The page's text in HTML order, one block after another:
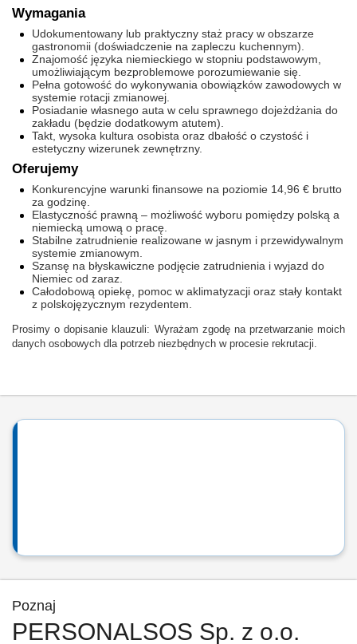
Wymagania
Udokumentowany lub praktyczny staż pracy w obszarze
gastronomii (doświadczenie na zapleczu kuchennym).
Znajomość języka niemieckiego w stopniu podstawowym,
umożliwiającym bezproblemowe porozumiewanie się.
Pełna gotowość do wykonywania obowiązków zawodowych w
systemie rotacji zmianowej.
Posiadanie własnego auta w celu sprawnego dojeżdżania do
zakładu (będzie dodatkowym atutem).
Takt, wysoka kultura osobista oraz dbałość o czystość i
estetyczny wizerunek zewnętrzny.
Oferujemy
Konkurencyjne warunki finansowe na poziomie 14,96 € brutto
za godzinę.
Elastyczność prawną – możliwość wyboru pomiędzy polską a
niemiecką umową o pracę.
Stabilne zatrudnienie realizowane w jasnym i przewidywalnym
systemie zmianowym.
Szansę na błyskawiczne podjęcie zatrudnienia i wyjazd do
Niemiec od zaraz.
Całodobową opiekę, pomoc w aklimatyzacji oraz stały kontakt
z polskojęzycznym rezydentem.
Prosimy o dopisanie klauzuli: Wyrażam zgodę na przetwarzanie moich
danych osobowych dla potrzeb niezbędnych w procesie rekrutacji.
Poznaj
PERSONALSOS Sp. z o.o.